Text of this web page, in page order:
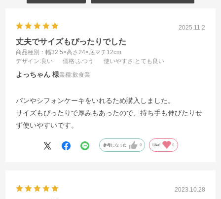
2025.11.2
丈夫でサイズもぴったりでした
商品種別：幅32.5×高さ24×底マチ12cm
デザイン:良い 価格:ふつう 使いやすさ :とても良い
よっちゃん 業種:飲食業
パンやシフォンケーキをいれるため購入しました。
サイズもぴったりで厚みもあったので、持ち手も伸びたりせ
ず使いやすいです。
参考になった 0 Like! 0
2023.10.28